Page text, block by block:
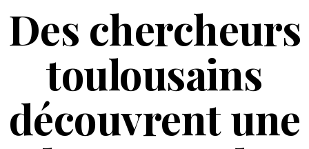
Des chercheurs
toulousains
découvrent une